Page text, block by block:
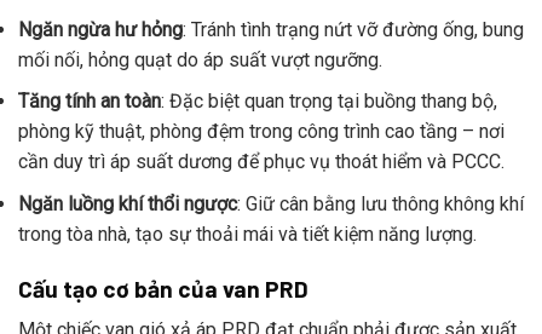
Ngăn ngừa hư hỏng: Tránh tình trạng nứt vỡ đường ống, bung
mối nối, hỏng quạt do áp suất vượt ngưỡng.
Tăng tính an toàn: Đặc biệt quan trọng tại buồng thang bộ,
phòng kỹ thuật, phòng đệm trong công trình cao tầng – nơi
cần duy trì áp suất dương để phục vụ thoát hiểm và PCCC.
Ngăn luồng khí thổi ngược: Giữ cân bằng lưu thông không khí
trong tòa nhà, tạo sự thoải mái và tiết kiệm năng lượng.
Cấu tạo cơ bản của van PRD